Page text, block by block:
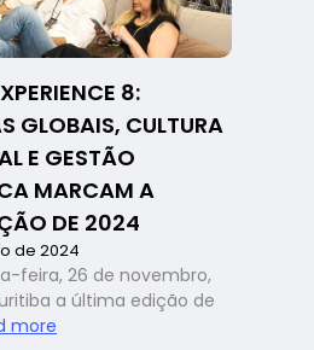
8:
GLOBAIS, CULTURA
E GESTÃO
MARCAM A
DE 2024
de 2024
feira, 26 de novembro,
a última edição de
more